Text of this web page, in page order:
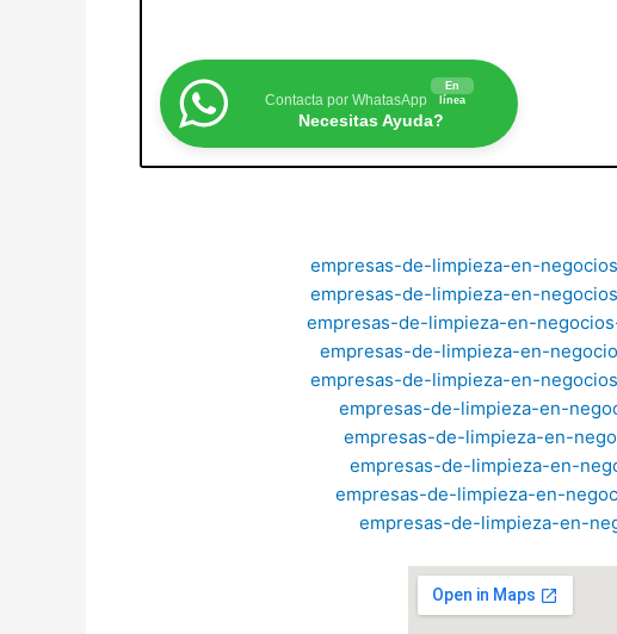
Contacta por WhatasApp
En
línea
Necesitas Ayuda?
empresas-de-limpieza-en-
empresas-de-limpieza-en-
empresas-de-limpieza-en-
empresas-de-limpieza-en-
empresas-de-limpieza-en-
empresas-de-limpieza-en-
empresas-de-limpieza-en-
empresas-de-limpieza-en-
empresas-de-limpieza-en-
empresas-de-limpieza-en-